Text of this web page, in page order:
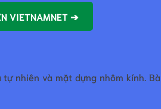
VIETNAMNET ➔
nhiên và mặt dựng nhôm kính.